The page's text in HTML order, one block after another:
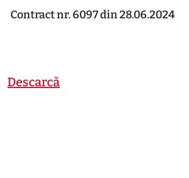
Contract nr. 6097 din 28.06.2024
Descarcă